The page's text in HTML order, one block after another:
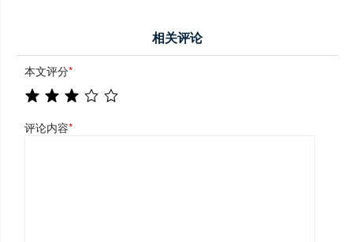
相关评论
本文评分*
评论内容*